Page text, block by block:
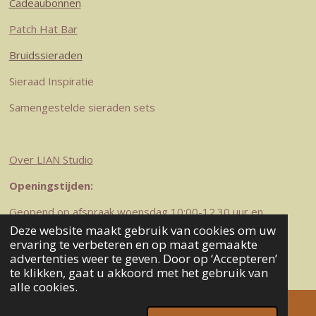
Deze website maakt gebruik van cookies om uw
ervaring te verbeteren en op maat gemaakte
advertenties weer te geven. Door op ‘Accepteren’
te klikken, gaat u akkoord met het gebruik van
alle cookies.
Cadeaubonnen
Patch Hat Bar
Bruidssieraden
Sieraad Inspiratie
Samengestelde sieraden sets
Over LIAN Studio
Openingstijden:
Geopend op afspraak woensdag 10:00-12.30 uur en
zaterdag 10-12.30 uur
© 2023-2026 LIAN Studio
Powered byJouwWeb